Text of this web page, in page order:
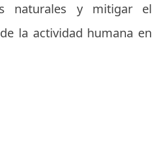
naturales y mitigar el
la actividad humana en